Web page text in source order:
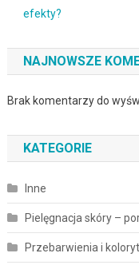
efekty?
NAJNOWSZE
Brak komentarzy do
KATEGORIE
Inne
Pielęgnacja skóry –
Przebarwienia i